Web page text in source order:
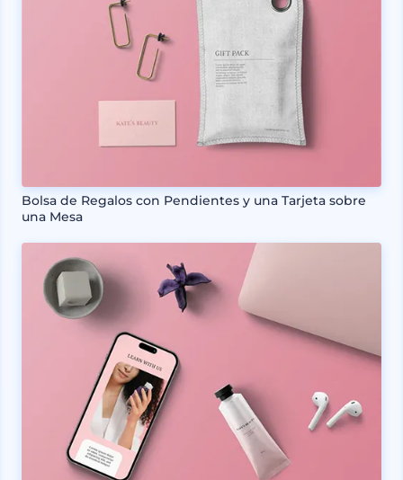
Bolsa de Regalos con Pendientes y una Tarjeta sobre
una Mesa